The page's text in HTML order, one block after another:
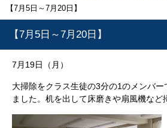
【7月5日～7月20日】
【7月5日～7月20日】
7月19日（月）
大掃除をクラス生徒の3分の1のメンバ
ました。机を出して床磨きや扇風機など